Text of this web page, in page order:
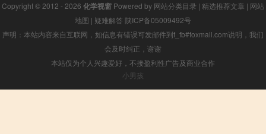
Copyright © 2012 - 2026 化学视窗 Powered by 网站分类目录 | 精选推荐文章 | 网站
地图 | 疑难解答 陕ICP备05009492号
声明：本站内容来自互联网，如信息有错误可发邮件到f_fb#foxmail.com说明，我们
会及时纠正，谢谢
本站仅为个人兴趣爱好，不接盈利性广告及商业合作
小男孩